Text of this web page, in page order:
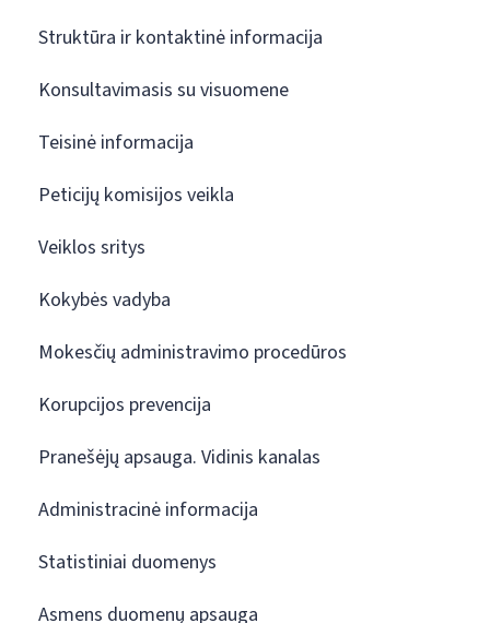
Struktūra ir kontaktinė informacija
Konsultavimasis su visuomene
Teisinė informacija
Peticijų komisijos veikla
Veiklos sritys
Kokybės vadyba
Mokesčių administravimo procedūros
Korupcijos prevencija
Pranešėjų apsauga. Vidinis kanalas
Administracinė informacija
Statistiniai duomenys
Asmens duomenų apsauga